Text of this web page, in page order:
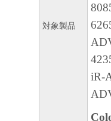
(2) キヤノ
れらの販売
ェア」の使
失利益およ
これらに限
て、適用法
とします。
対象製品
iR-